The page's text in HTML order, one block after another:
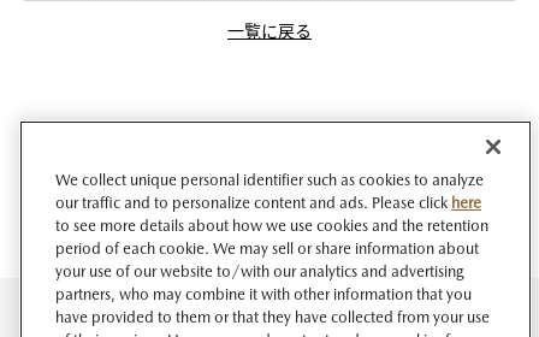
一覧に戻る
We collect unique personal identifier such as cookies to analyze
our traffic and to personalize content and ads. Please click here
to see more details about how we use cookies and the retention
period of each cookie. We may sell or share information about
your use of our website to/with our analytics and advertising
partners, who may combine it with other information that you
have provided to them or that they have collected from your use